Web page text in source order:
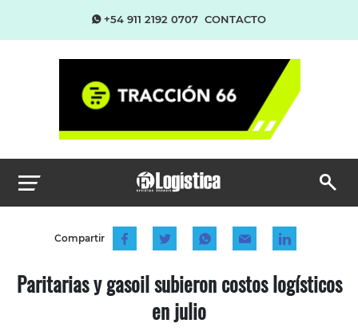
+54 911 2192 0707 CONTACTO
Compartir
Paritarias y gasoil subieron costos logísticos
en julio